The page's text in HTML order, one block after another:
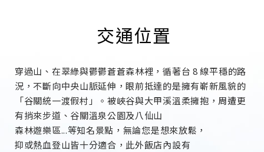
交通位置
穿過山、在翠綠與鬱鬱蒼蒼森林裡，循著台 8 線平穩的路
況，不斷向中央山脈延伸，眼前抵達的是擁有嶄新風貌的
「谷關統一渡假村」。被峽谷與大甲溪溫柔擁抱，周遭更
有捎來步道、谷關溫泉公園及八仙山
森林遊樂區...等知名景點，無論您是想來放鬆，
抑或熱血登山皆十分適合，此外飯店內設有